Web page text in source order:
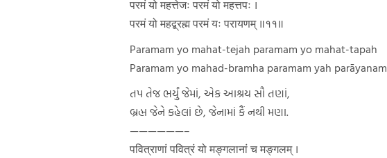
परमं यो महत्तेजः परमं यो महत्तपः ।
परमं यो महद्ब्रह्म परमं यः परायणम् ॥११॥
Paramam yo mahat-tejah paramam yo mahat-tapah
Paramam yo mahad-bramha paramam yah parāyanam
તપ તેજ ભર્યું જેમાં, એક આશ્રય સૌ તણાં,
બ્રહ્મ જેને કહેલાં છે, જેનામાં કૈં નથી મણા.
——————–
पवित्राणां पवित्रं यो मङ्गलानां च मङ्गलम् ।